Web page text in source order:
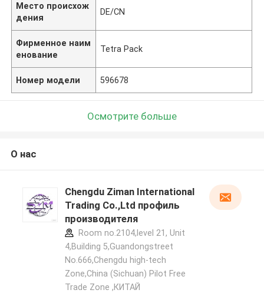
Место происхож
дения
DE/CN
Фирменное наим
енование
Tetra Pack
Номер модели 596678
Осмотрите больше
О нас
Chengdu Ziman International
Trading Co.,Ltd профиль
производителя
Room no.2104,level 21, Unit
4,Building 5,Guandongstreet
No.666,Chengdu high-tech
Zone,China (Sichuan) Pilot Free
Trade Zone ,КИТАЙ